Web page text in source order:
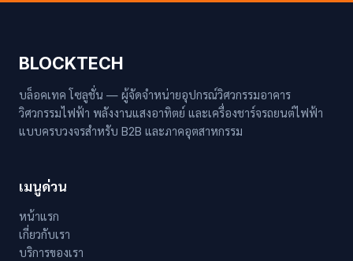
BLOCKTECH
บล็อคเทค โซลูชั่น — ผู้จัดจำหน่ายอุปกรณ์วิศวกรรมอาคาร
วิศวกรรมไฟฟ้า พลังงานแสงอาทิตย์ และเครื่องชาร์จรถยนต์ไฟฟ้า
แบบครบวงจรสำหรับ B2B และภาคอุตสาหกรรม
เมนูด่วน
หน้าแรก
เกี่ยวกับเรา
บริการของเรา